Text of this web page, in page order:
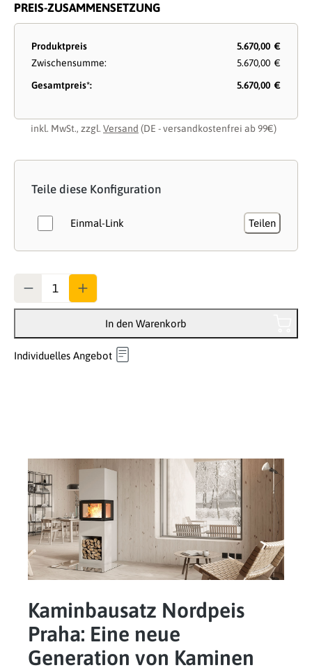
PREIS-ZUSAMMENSETZUNG
Produktpreis
5.670,00 €
Zwischensumme:
5.670,00 €
Gesamtpreis*:
5.670,00 €
inkl. MwSt., zzgl. Versand (DE - versandkostenfrei ab 99€)
Teile diese Konfiguration
Einmal-Link Teilen
In den Warenkorb
Individuelles Angebot
Kaminbausatz Nordpeis
Praha: Eine neue
Generation von Kaminen